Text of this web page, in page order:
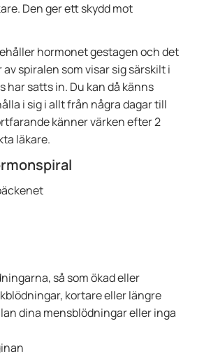
Den ger ett skydd mot
hormonet gestagen och det
spiralen som visar sig särskilt i
har satts in. Du kan då känns
i sig i allt från några dagar till
känner värken efter 2
läkare.
så som ökad eller
kortare eller längre
dina mensblödningar eller inga